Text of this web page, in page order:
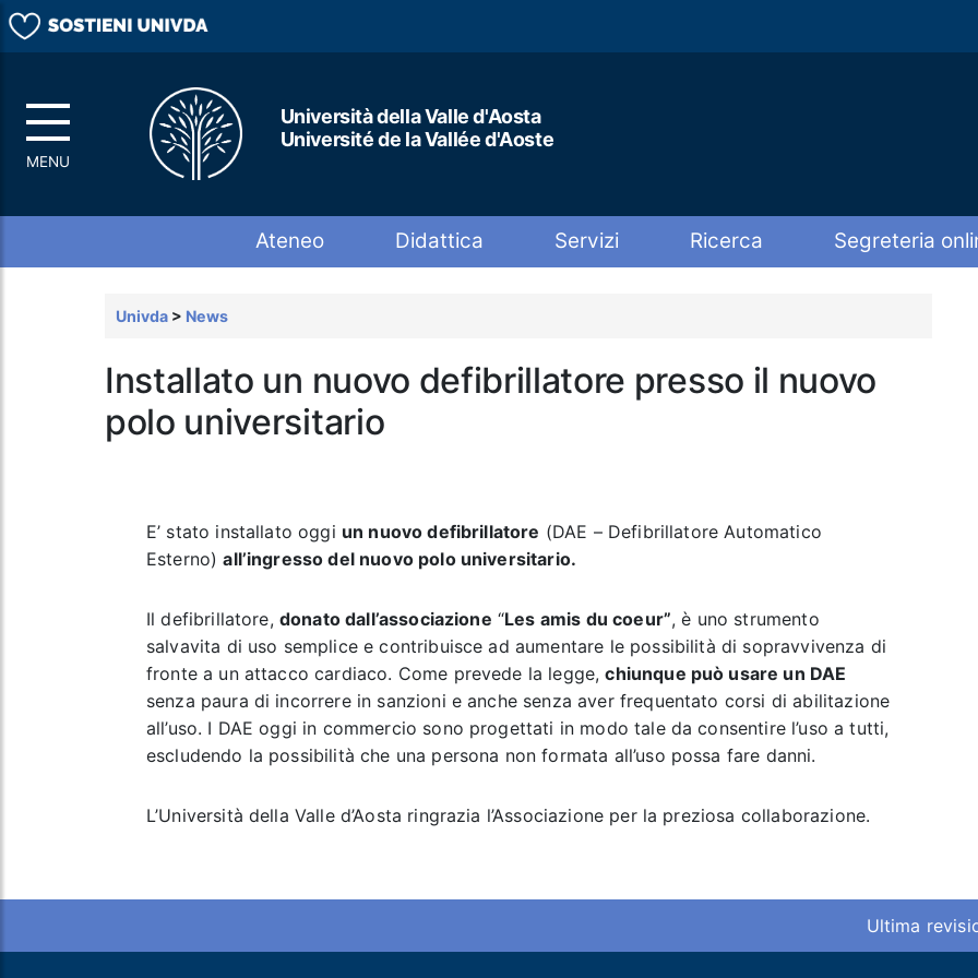
Università della Valle d'Aosta
Université de la Vallée d'Aoste
Ateneo Didattica Servizi Ricerca Segreteria
Univda > News
Installato un nuovo defibrillatore presso il nuovo
polo universitario
E’ stato installato oggi un nuovo defibrillatore (DAE – Defibrillatore Automatico
Esterno)all’ingresso del nuovo polo universitario.
Il defibrillatore, donato dall’associazione “Les amis du coeur”, è uno strumento
salvavita di uso semplice e contribuisce ad aumentare le possibilità di sopravvivenza di
fronte a un attacco cardiaco. Come prevede la legge,chiunque può usare un DAE
senza paura di incorrere in sanzioni e anche senza aver frequentato corsi di abilitazione
all’uso. I DAE oggi in commercio sono progettati in modo tale da consentire l’uso a tutti,
escludendo la possibilità che una persona non formata all’uso possa fare danni.
L’Università della Valle d’Aosta ringrazia l’Associazione per la preziosa collaborazione.
Ultima